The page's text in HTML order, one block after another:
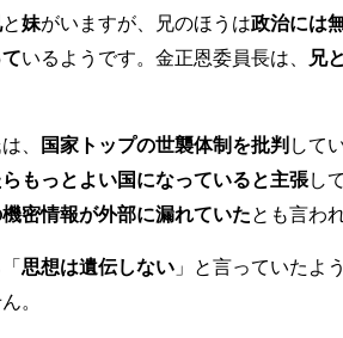
と妹がいますが、兄のほうは政治には
いるようです。金正恩委員長は、
兄
、 国家トップの世襲体制を批判 して
もっとよい国になっていると主張し
密情報が外部に漏れていたとも言わ
思想は遺伝しない 」と言っていたよ
。